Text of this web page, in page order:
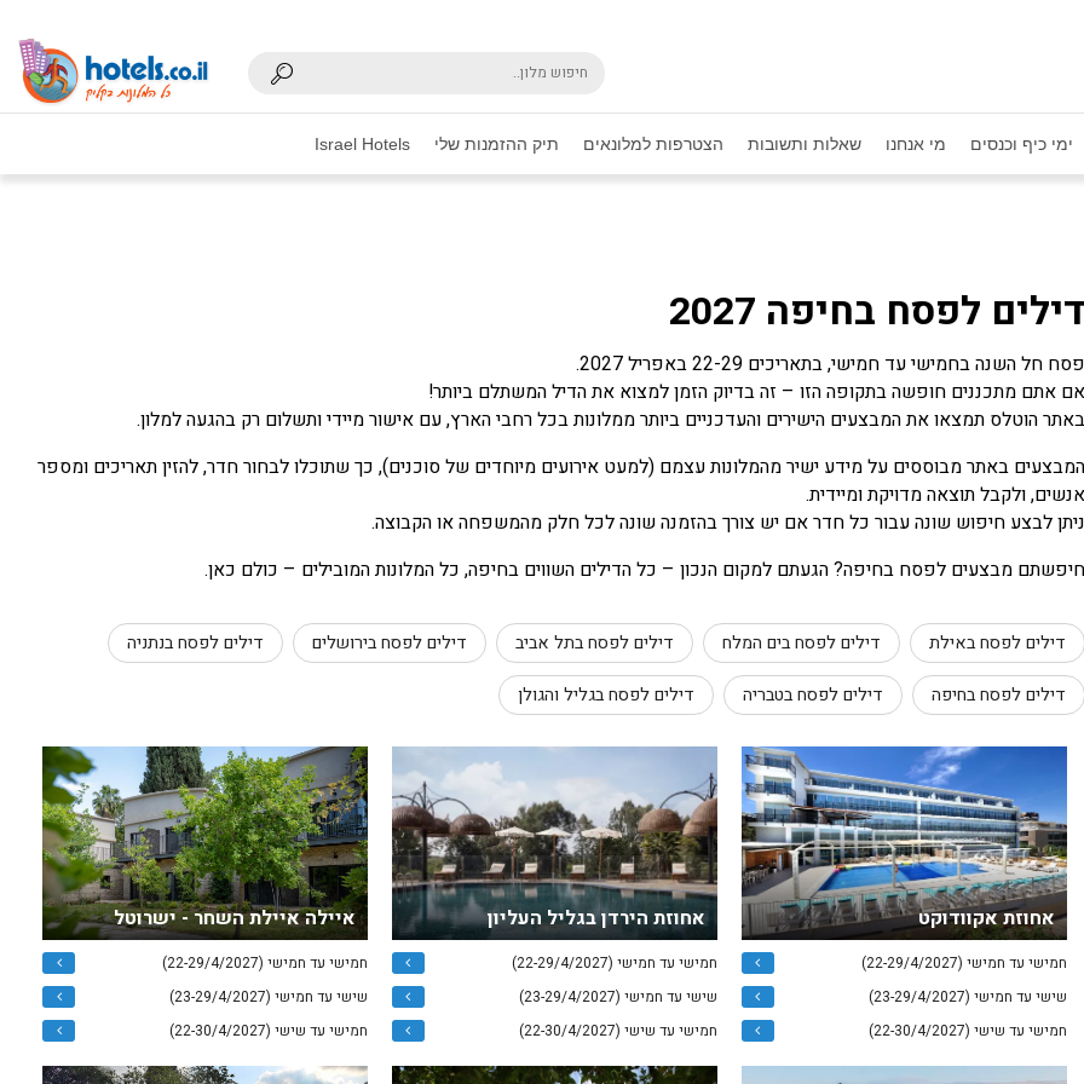
ימי כיף וכנסים מי אנחנו שאלות ותשובות הצטרפות למלונאים תיק ההזמנות שלי Israel Hotels
דילים לפסח בחיפה 2027
פסח חל השנה בחמישי עד חמישי, בתאריכים 22-29 באפריל 2027.
אם אתם מתכננים חופשה בתקופה הזו – זה בדיוק הזמן למצוא את הדיל המשתלם ביותר!
באתר הוטלס תמצאו את המבצעים הישירים והעדכניים ביותר ממלונות בכל רחבי הארץ, עם אישור מיידי ותשלום רק בהגעה למלון.
המבצעים באתר מבוססים על מידע ישיר מהמלונות עצמם (למעט אירועים מיוחדים של סוכנים), כך שתוכלו לבחור חדר, להזין תאריכים ומספר
אנשים, ולקבל תוצאה מדויקת ומיידית.
ניתן לבצע חיפוש שונה עבור כל חדר אם יש צורך בהזמנה שונה לכל חלק מהמשפחה או הקבוצה.
חיפשתם מבצעים לפסח בחיפה? הגעתם למקום הנכון – כל הדילים השווים בחיפה, כל המלונות המובילים – כולם כאן.
דילים לפסח באילת דילים לפסח בים המלח דילים לפסח בתל אביב דילים לפסח בירושלים דילים לפסח בנתניה
דילים לפסח בחיפה דילים לפסח בטבריה דילים לפסח בגליל והגולן
אחוזת אקוודוקט
חמישי עד חמישי (22-29/4/2027)
שישי עד חמישי (23-29/4/2027)
חמישי עד שישי (22-30/4/2027)
אחוזת הירדן בגליל העליון
חמישי עד חמישי (22-29/4/2027)
שישי עד חמישי (23-29/4/2027)
חמישי עד שישי (22-30/4/2027)
איילה איילת השחר - ישרוטל
חמישי עד חמישי (22-29/4/2027)
שישי עד חמישי (23-29/4/2027)
חמישי עד שישי (22-30/4/2027)